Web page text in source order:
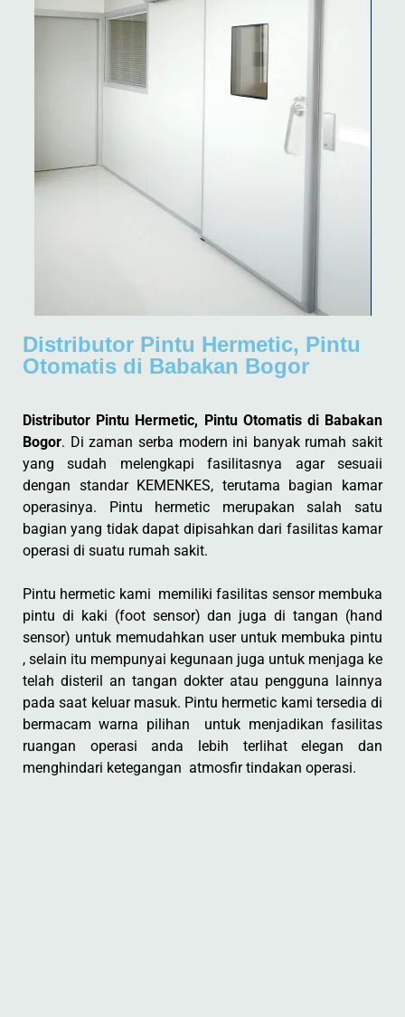
Distributor Pintu Hermetic, Pintu
Otomatis di Babakan Bogor
Distributor Pintu Hermetic, Pintu Otomatis di Babakan
Bogor. Di zaman serba modern ini banyak rumah sakit
yang sudah melengkapi fasilitasnya agar sesuaii
dengan standar KEMENKES, terutama bagian kamar
operasinya. Pintu hermetic merupakan salah satu
bagian yang tidak dapat dipisahkan dari fasilitas kamar
operasi di suatu rumah sakit.
Pintu hermetic kami memiliki fasilitas sensor membuka
pintu di kaki (foot sensor) dan juga di tangan (hand
sensor) untuk memudahkan user untuk membuka pintu
, selain itu mempunyai kegunaan juga untuk menjaga ke
telah disteril an tangan dokter atau pengguna lainnya
pada saat keluar masuk. Pintu hermetic kami tersedia di
bermacam warna pilihan untuk menjadikan fasilitas
ruangan operasi anda lebih terlihat elegan dan
menghindari ketegangan atmosfir tindakan operasi.